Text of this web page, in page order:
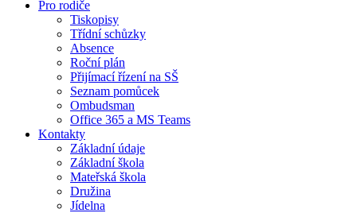
Pro rodiče
Tiskopisy
Třídní schůzky
Absence
Roční plán
Přijímací řízení na SŠ
Seznam pomůcek
Ombudsman
Office 365 a MS Teams
Kontakty
Základní údaje
Základní škola
Mateřská škola
Družina
Jídelna